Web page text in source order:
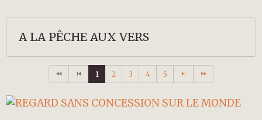
A LA PÊCHE AUX VERS
1 2 3 4 5